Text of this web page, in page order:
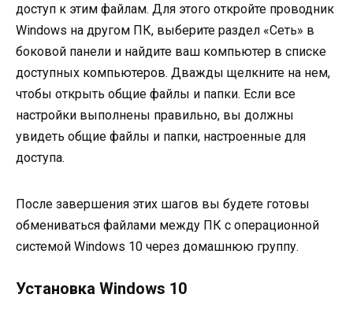
доступ к этим файлам. Для этого откройте проводник
Windows на другом ПК, выберите раздел «Сеть» в
боковой панели и найдите ваш компьютер в списке
доступных компьютеров. Дважды щелкните на нем,
чтобы открыть общие файлы и папки. Если все
настройки выполнены правильно, вы должны
увидеть общие файлы и папки, настроенные для
доступа.
После завершения этих шагов вы будете готовы
обмениваться файлами между ПК с операционной
системой Windows 10 через домашнюю группу.
Установка Windows 10